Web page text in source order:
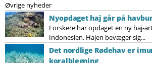
Øvrige nyheder
Nyopdaget haj går på
Forskere har opdaget en ny haj-
Indonesien. Hajen bevæger sig...
Det nordlige Rødehav er
koralblegning